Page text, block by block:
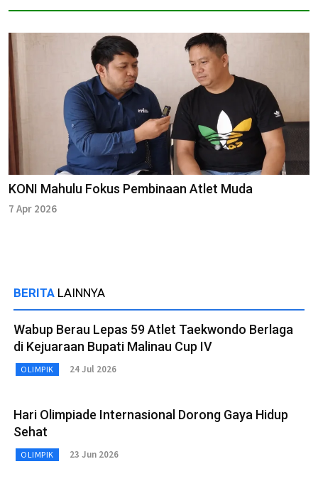
KONI Mahulu Fokus Pembinaan Atlet Muda
7 Apr 2026
BERITA LAINNYA
Wabup Berau Lepas 59 Atlet Taekwondo Berlaga
di Kejuaraan Bupati Malinau Cup IV
OLIMPIK 24 Jul 2026
Hari Olimpiade Internasional Dorong Gaya Hidup
Sehat
OLIMPIK 23 Jun 2026